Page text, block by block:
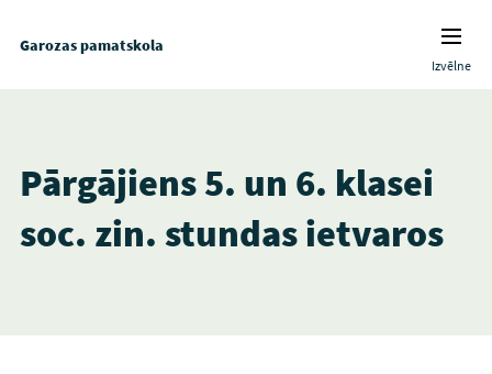
Garozas pamatskola
Izvēlne
Pārgājiens 5. un 6. klasei
soc. zin. stundas ietvaros